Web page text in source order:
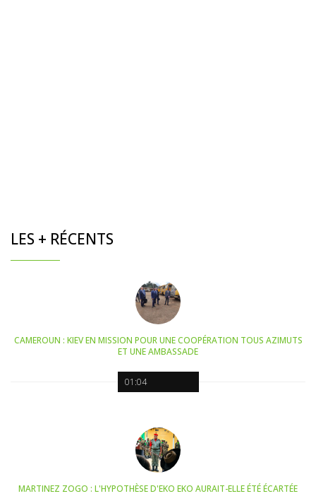
LES + RÉCENTS
01:04
CAMEROUN : KIEV EN MISSION POUR UNE COOPÉRATION TOUS AZIMUTS
ET UNE AMBASSADE
MARTINEZ ZOGO : L'HYPOTHÈSE D'EKO EKO AURAIT-ELLE ÉTÉ ÉCARTÉE